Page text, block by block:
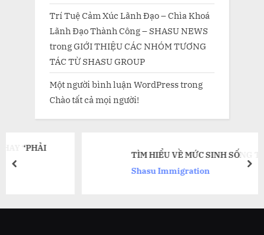
Trí Tuệ Cảm Xúc Lãnh Đạo – Chìa Khoá
Lãnh Đạo Thành Công – SHASU NEWS
trongGIỚI THIỆU CÁC NHÓM TƯƠNG
TÁC TỪ SHASU GROUP
Một người bình luận WordPresstrong
Chào tất cả mọi người!
TÌM HIỂU VỀ MỨC SINH SỐNG TẠI
Shasu Immigration
prev